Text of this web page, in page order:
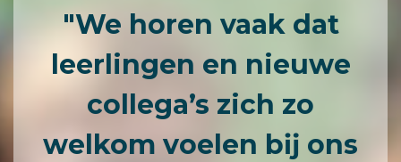
"We horen vaak dat
leerlingen en nieuwe
collega’s zich zo
welkom voelen bĳ ons